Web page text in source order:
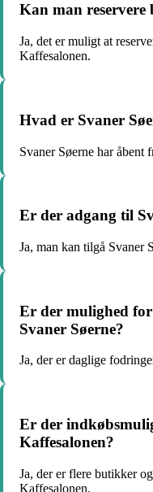
Kan man reservere
Ja, det er muligt at
Kaffesalonen.
Hvad er Svaner
Svaner Søerne har åbent
Er der adgang til
Ja, man kan tilgå Svaner
Er der mulighed for
Svaner Søerne?
Ja, der er daglige
Er der
Kaffesalonen?
Ja, der er flere butikker
Kaffesalonen.